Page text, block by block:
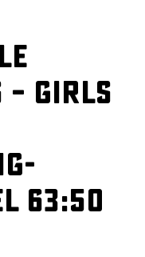
– Girls
63:50